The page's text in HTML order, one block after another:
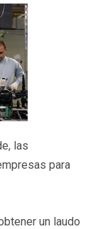
las
para
un laudo